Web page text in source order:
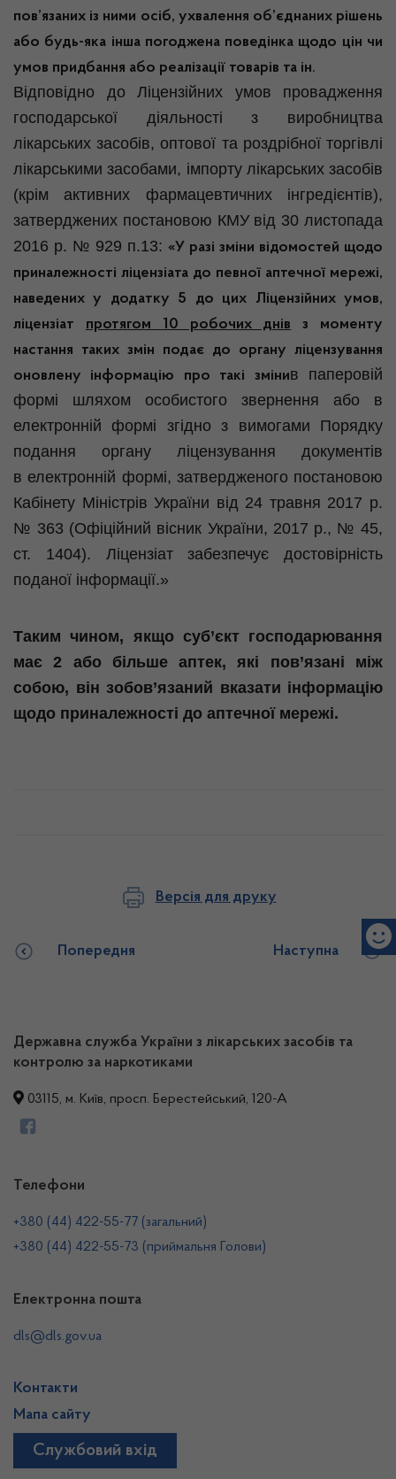
пов’язаних із ними осіб, ухвалення об’єднаних рішень
або будь-яка інша погоджена поведінка щодо цін чи
умов придбання або реалізації товарів та ін.
Відповідно до Ліцензійних умов провадження
господарської діяльності з виробництва
лікарських засобів, оптової та роздрібної торгівлі
лікарськими засобами, імпорту лікарських засобів
(крім активних фармацевтичних інгредієнтів),
затверджених постановою КМУ від 30 листопада
2016 р. № 929 п.13: «У разі зміни відомостей щодо
приналежності ліцензіата до певної аптечної мережі,
наведених у додатку 5 до цих Ліцензійних умов,
ліцензіат протягом 10 робочих днів з моменту
настання таких змін подає до органу ліцензування
оновлену інформацію про такі змінив паперовій
формі шляхом особистого звернення або в
електронній формі згідно з вимогами Порядку
подання органу ліцензування документів
в електронній формі, затвердженого постановою
Кабінету Міністрів України від 24 травня 2017 р.
№ 363 (Офіційний вісник України, 2017 р., № 45,
ст. 1404). Ліцензіат забезпечує достовірність
поданої інформації.»
Таким чином, якщо суб’єкт господарювання
має 2 або більше аптек, які пов’язані між
собою, він зобов’язаний вказати інформацію
щодо приналежності до аптечної мережі.
Версія для друку
Попередня Наступна
Державна служба України з лікарських засобів та
контролю за наркотиками
03115, м. Київ, просп. Берестейський, 120-А
Телефони
+380 (44) 422-55-77 (загальний)
+380 (44) 422-55-73 (приймальня Голови)
Електронна пошта
dls@dls.gov.ua
Контакти
Мапа сайту
Службовий вхід